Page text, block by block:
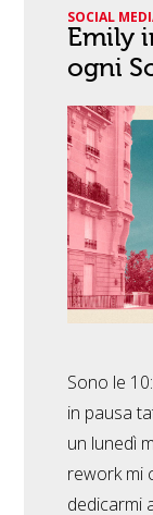
SOCIAL
Emily
ogni
Sono le
in pausa
un lunedì
rework mi
dedicarmi